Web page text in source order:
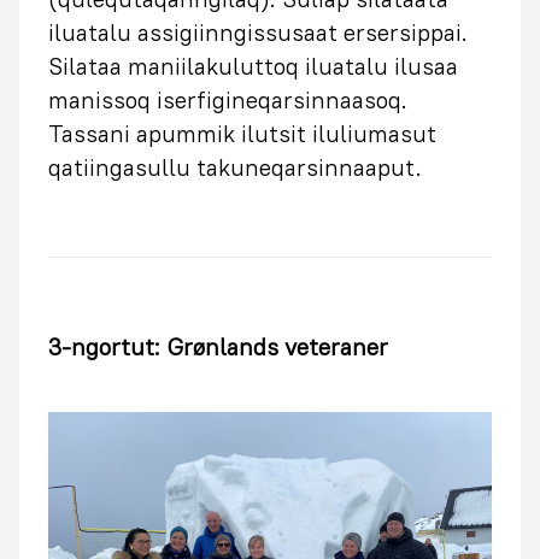
iluatalu assigiinngissusaat ersersippai.
Silataa maniilakuluttoq iluatalu ilusaa
manissoq iserfigineqarsinnaasoq.
Tassani apummik ilutsit iluliumasut
qatiingasullu takuneqarsinnaaput.
3-ngortut: Grønlands veteraner